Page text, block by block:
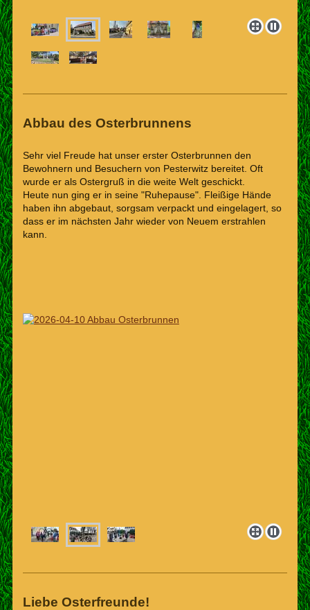
Abbau des Osterbrunnens
Sehr viel Freude hat unser erster Osterbrunnen den
Bewohnern und Besuchern von Pesterwitz bereitet. Oft
wurde er als Ostergruß in die weite Welt geschickt.
Heute nun ging er in seine "Ruhepause". Fleißige Hände
haben ihn abgebaut, sorgsam verpackt und eingelagert, so
dass er im nächsten Jahr wieder von Neuem erstrahlen
kann.
Liebe Osterfreunde!